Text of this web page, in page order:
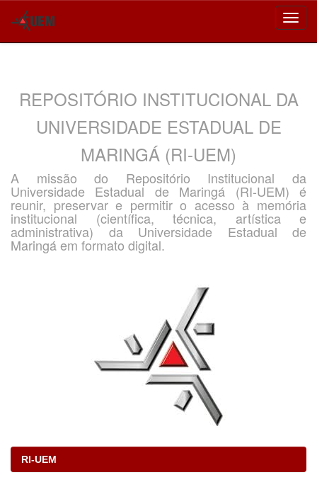
REPOSITÓRIO INSTITUCIONAL DA
UNIVERSIDADE ESTADUAL DE
MARINGÁ (RI-UEM)
A missão do Repositório Institucional da
Universidade Estadual de Maringá (RI-UEM) é
reunir, preservar e permitir o acesso à memória
institucional (científica, técnica, artística e
administrativa) da Universidade Estadual de
Maringá em formato digital.
RI-UEM